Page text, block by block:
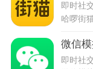
即时社
微信
即时社